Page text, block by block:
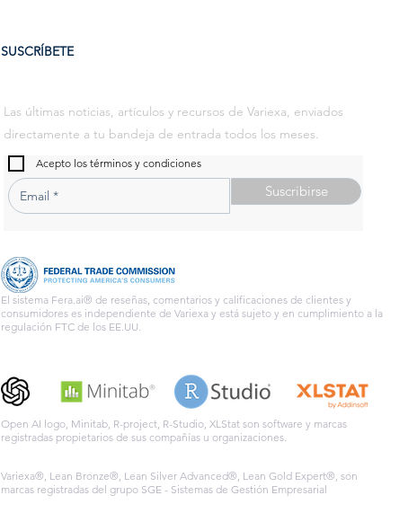
SUSCRÍBETE
Las últimas noticias, artículos y recursos de Variexa, enviados
directamente a tu bandeja de entrada todos los meses.
Acepto los términos y condiciones
Suscribirse
El sistema Fera.ai® de reseñas, comentarios y calificaciones de clientes y
consumidores es independiente de Variexa y está sujeto y en cumplimiento a la
regulación FTC de los EE.UU.
Open AI logo, Minitab, R-project, R-Studio, XLStat son software y marcas
registradas propietarios de sus compañías u organizaciones.
Variexa®, Lean Bronze®, Lean Silver Advanced®, Lean Gold Expert®, son
marcas registradas del grupo SGE - Sistemas de Gestión Empresarial